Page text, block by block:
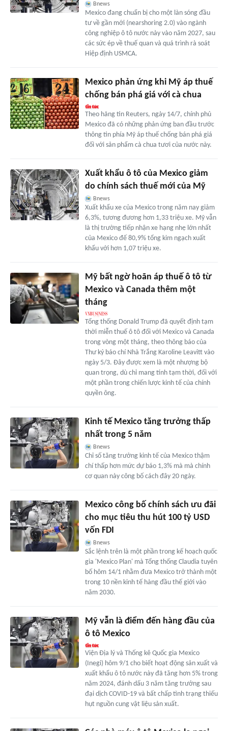
Bnews
Mexico đang chuẩn bị cho một làn sóng đầu
tư về gần mới (nearshoring 2.0) vào ngành
công nghiệp ô tô nước này vào năm 2027, sau
các sức ép về thuế quan và quá trình rà soát
Hiệp định USMCA.
Mexico phản ứng khi Mỹ áp thuế
chống bán phá giá với cà chua
Theo hãng tin Reuters, ngày 14/7, chính phủ
Mexico đã có những phản ứng ban đầu trước
thông tin phía Mỹ áp thuế chống bán phá giá
đối với sản phẩm cà chua tươi của nước này.
Xuất khẩu ô tô của Mexico giảm
do chính sách thuế mới của Mỹ
Bnews
Xuất khẩu xe của Mexico trong năm nay giảm
6,3%, tương đương hơn 1,33 triệu xe. Mỹ vẫn
là thị trường tiếp nhận xe hạng nhẹ lớn nhất
của Mexico đế 80,9% tổng kim ngạch xuất
khẩu với hơn 1,07 triệu xe.
Mỹ bất ngờ hoãn áp thuế ô tô từ
Mexico và Canada thêm một
tháng
Tổng thống Donald Trump đã quyết định tạm
thời miễn thuế ô tô đối với Mexico và Canada
trong vòng một tháng, theo thông báo của
Thư ký báo chí Nhà Trắng Karoline Leavitt vào
ngày 5/3. Đây được xem là một nhượng bộ
quan trọng, dù chỉ mang tính tạm thời, đối với
một phần trong chiến lược kinh tế của chính
quyền ông.
Kinh tế Mexico tăng trưởng thấp
nhất trong 5 năm
Bnews
Chỉ số tăng trưởng kinh tế của Mexico thậm
chí thấp hơn mức dự báo 1,3% mà mà chính
cơ quan này công bố cách đây 20 ngày.
Mexico công bố chính sách ưu đãi
cho mục tiêu thu hút 100 tỷ USD
vốn FDI
Bnews
Sắc lệnh trên là một phần trong kế hoạch quốc
gia 'Mexico Plan' mà Tổng thống Claudia tuyên
bố hôm 14/1 nhằm đưa Mexico trở thành một
trong 10 nền kinh tế hàng đầu thế giới vào
năm 2030.
Mỹ vẫn là điểm đến hàng đầu của
ô tô Mexico
Viện Địa lý và Thống kê Quốc gia Mexico
(Inegi) hôm 9/1 cho biết hoạt động sản xuất và
xuất khẩu ô tô nước này đã tăng hơn 5% trong
năm 2024, đánh dấu 3 năm tăng trưởng sau
đại dịch COVID-19 và bất chấp tình trạng thiếu
hụt nguồn cung vật liệu sản xuất.